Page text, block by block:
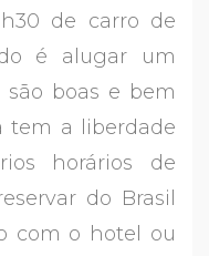
de carro de
é alugar um
são boas e bem
tem a liberdade
horários de
do Brasil
com o hotel ou